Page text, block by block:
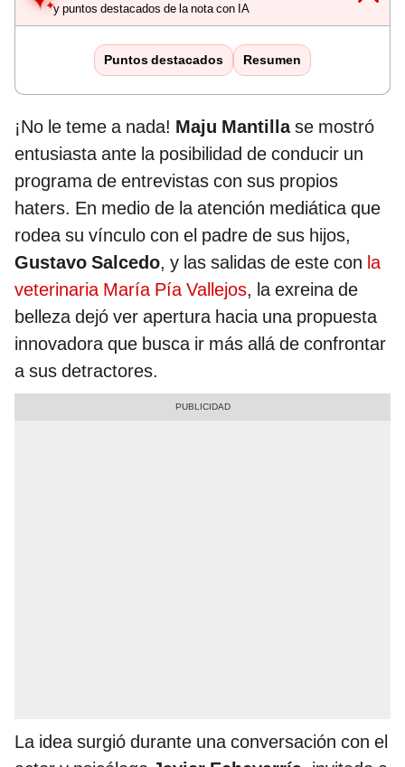
y puntos destacados de la nota con IA
Puntos destacados Resumen
¡No le teme a nada! Maju Mantillase mostró
entusiasta ante la posibilidad de conducir un
programa de entrevistas con sus propios
haters. En medio de la atención mediática que
rodea su vínculo con el padre de sus hijos,
Gustavo Salcedo, y las salidas de este con la
veterinaria María Pía Vallejos, la exreina de
belleza dejó ver apertura hacia una propuesta
innovadora que busca ir más allá de confrontar
a sus detractores.
La idea surgió durante una conversación con el